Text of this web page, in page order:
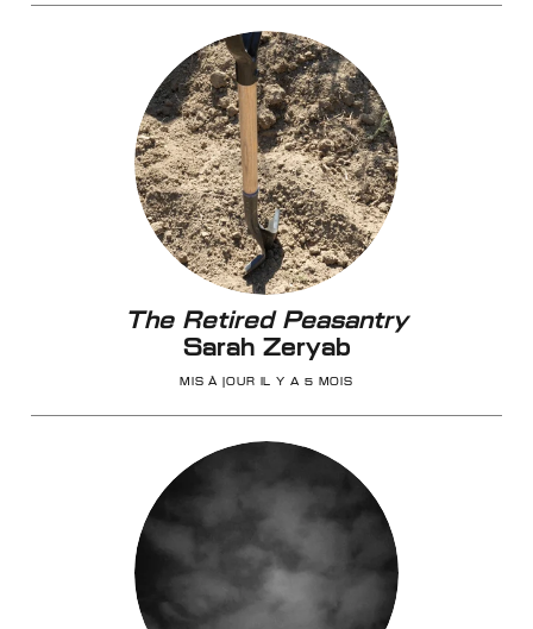
The Retired Peasantry
Sarah Zeryab
MIS À JOUR IL Y A 5 MOIS